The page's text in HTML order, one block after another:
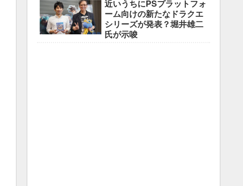
近いうちにPSプラットフォ
ーム向けの新たなドラクエ
シリーズが発表？堀井雄二
氏が示唆